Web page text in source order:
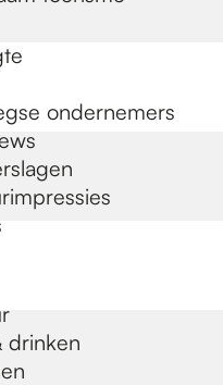
ondernemers
drinken